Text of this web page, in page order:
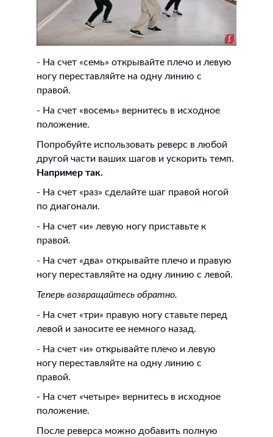
- На счет «семь» открывайте плечо и левую
ногу переставляйте на одну линию с
правой.
- На счет «восемь» вернитесь в исходное
положение.
Попробуйте использовать реверс в любой
другой части ваших шагов и ускорить темп.
Например так.
- На счет «раз» сделайте шаг правой ногой
по диагонали.
- На счет «и» левую ногу приставьте к
правой.
- На счет «два» открывайте плечо и правую
ногу переставляйте на одну линию с левой.
Теперь возвращайтесь обратно.
- На счет «три» правую ногу ставьте перед
левой и заносите ее немного назад.
- На счет «и» открывайте плечо и левую
ногу переставляйте на одну линию с
правой.
- На счет «четыре» вернитесь в исходное
положение.
После реверса можно добавить полную